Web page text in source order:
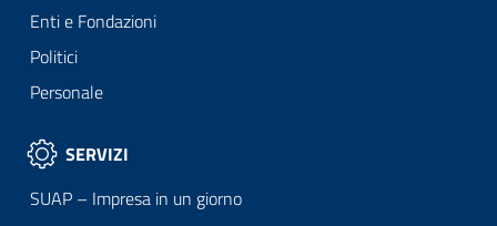
Enti e Fondazioni
Politici
Personale
SERVIZI
SUAP – Impresa in un giorno